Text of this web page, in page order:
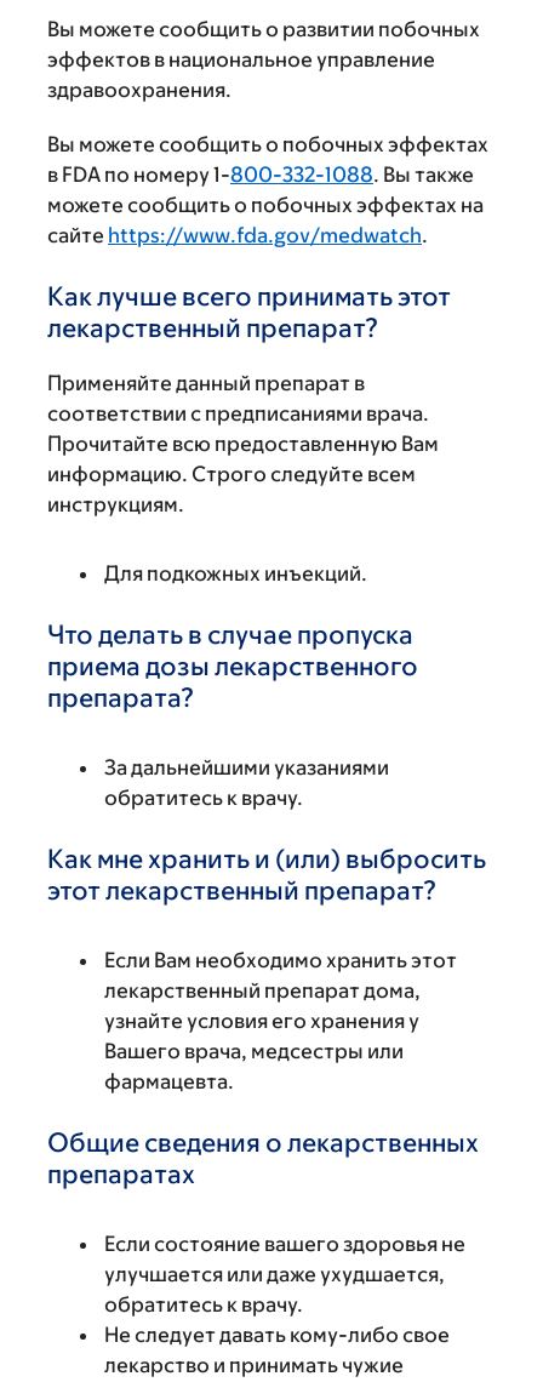
Вы можете сообщить о развитии побочных
эффектов в национальное управление
здравоохранения.
Вы можете сообщить о побочных эффектах
в FDA по номеру 1-800-332-1088. Вы также
можете сообщить о побочных эффектах на
сайте https://www.fda.gov/medwatch.
Как лучше всего принимать этот
лекарственный препарат?
Применяйте данный препарат в
соответствии с предписаниями врача.
Прочитайте всю предоставленную Вам
информацию. Строго следуйте всем
инструкциям.
Для подкожных инъекций.
Что делать в случае пропуска
приема дозы лекарственного
препарата?
За дальнейшими указаниями
обратитесь к врачу.
Как мне хранить и (или) выбросить
этот лекарственный препарат?
Если Вам необходимо хранить этот
лекарственный препарат дома,
узнайте условия его хранения у
Вашего врача, медсестры или
фармацевта.
Общие сведения о лекарственных
препаратах
Если состояние вашего здоровья не
улучшается или даже ухудшается,
обратитесь к врачу.
Не следует давать кому-либо свое
лекарство и принимать чужие